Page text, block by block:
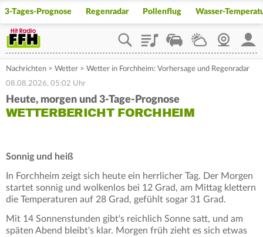
3-Tages-Prognose Regenradar Pollenflug Wasser-
PlaylistStaupilotWetterWebcam
Nachrichten > Wetter > Wetter in Forchheim: Vorhersage und Regenradar
08.08.2026, 05:02 Uhr
Heute, morgen und 3-Tage-Prognose
WETTERBERICHT FORCHHEIM
Sonnig und heiß
In Forchheim zeigt sich heute ein herrlicher Tag. Der Morgen
startet sonnig und wolkenlos bei 12 Grad, am Mittag klettern
die Temperaturen auf 28 Grad, gefühlt sogar 31 Grad.
Mit 14 Sonnenstunden gibt's reichlich Sonne satt, und am
späten Abend bleibt's klar. Morgen früh zieht es sich etwas